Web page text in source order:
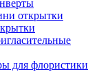
открытки
для флористики